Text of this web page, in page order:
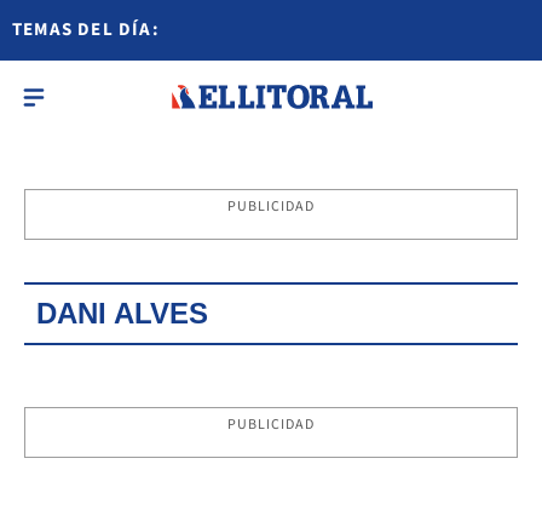
TEMAS DEL DÍA:
PUBLICIDAD
DANI ALVES
PUBLICIDAD